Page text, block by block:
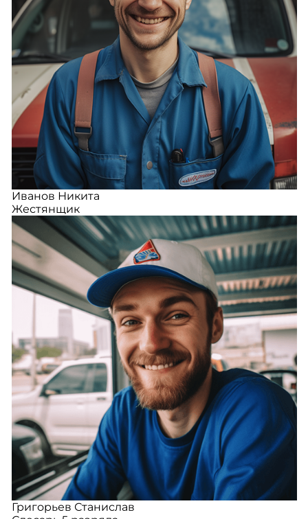
Иванов Никита
Жестянщик
Григорьев Станислав